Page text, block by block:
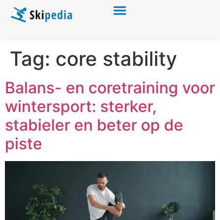
Tag: core stability
Balans- en coretraining voor
wintersport: sterker,
stabieler en beter op de
piste